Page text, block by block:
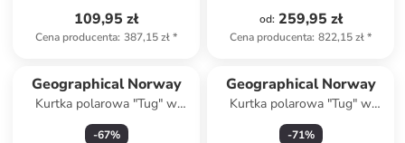
109,95 zł
Cena producenta: 387,15 zł*
od: 259,95 zł
Cena producenta: 822,15 zł*
Geographical Norway
Kurtka polarowa "Tug" w
kolorze kremowym
-67%
Geographical Norway
Kurtka polarowa "Tug" w
kolorze bordowym
-71%